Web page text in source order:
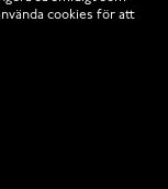
cookies för att